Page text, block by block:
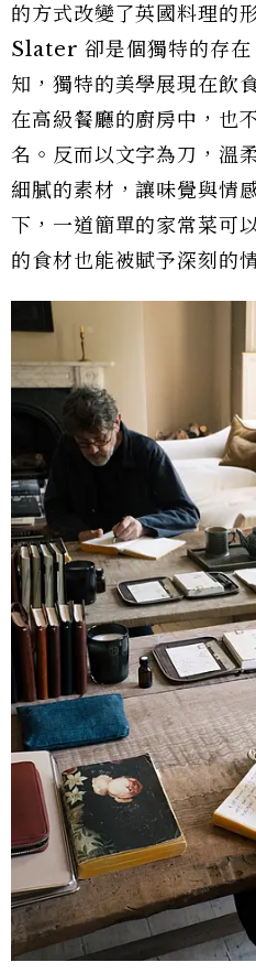
的方式改變了英國料理的
Slater 卻是個獨特的存在
知，獨特的美學展現在飲
在高級餐廳的廚房中，也
名。反而以文字為刀，溫
細膩的素材，讓味覺與情
下，一道簡單的家常菜可
的食材也能被賦予深刻的